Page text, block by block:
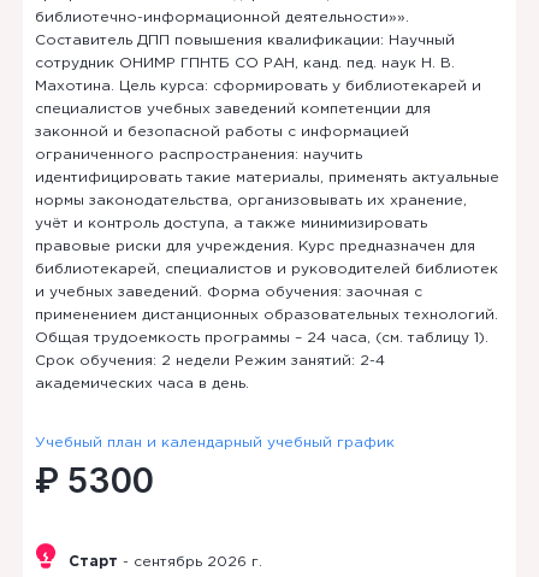
библиотечно-информационной деятельности»».
Составитель ДПП повышения квалификации: Научный
сотрудник ОНИМР ГПНТБ СО РАН, канд. пед. наук Н. В.
Махотина. Цель курса: сформировать у библиотекарей и
специалистов учебных заведений компетенции для
законной и безопасной работы с информацией
ограниченного распространения: научить
идентифицировать такие материалы, применять актуальные
нормы законодательства, организовывать их хранение,
учёт и контроль доступа, а также минимизировать
правовые риски для учреждения. Курс предназначен для
библиотекарей, специалистов и руководителей библиотек
и учебных заведений. Форма обучения: заочная с
применением дистанционных образовательных технологий.
Общая трудоемкость программы – 24 часа, (см. таблицу 1).
Срок обучения: 2 недели Режим занятий: 2-4
академических часа в день.
Учебный план и календарный учебный график
₽ 5300
Старт - сентябрь 2026 г.